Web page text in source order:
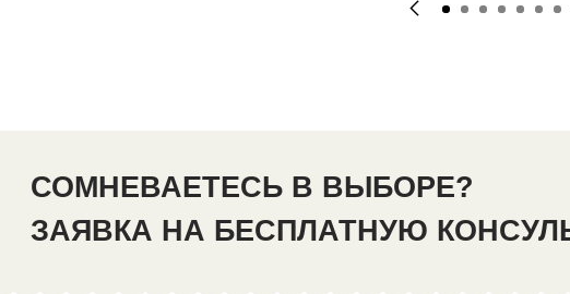
СОМНЕВАЕТЕСЬ В ВЫБОРЕ?
ЗАЯВКА НА БЕСПЛАТНУЮ